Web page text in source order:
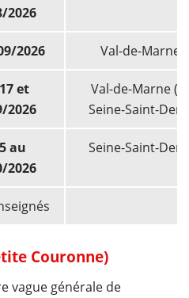
2026
2026 Val-de-Marne
17 et
2026
Val-de-Marne
Seine-Saint-
5 au
2026
Seine-Saint-
Couronne)
vague générale de